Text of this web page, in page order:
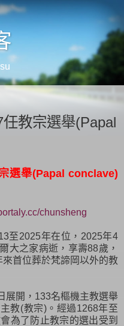
教宗選舉(Papal
選舉(Papal conclave)
chunsheng
至2025年在位，2025年4
大之家病逝，享壽88歲，
首位葬於梵諦岡以外的教
展開，133名樞機主教選舉
教(教宗)。經過1268年至
為了防止教宗的選出受到